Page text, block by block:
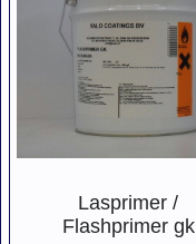
Lasprimer /
Flashprimer gk